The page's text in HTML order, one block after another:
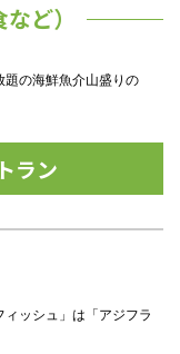
ど）
題の海鮮魚介山盛りの
ラン
ッシュ」は「アジフラ